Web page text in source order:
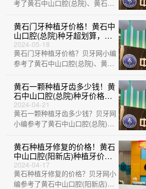
考了黄石中山口腔(总院)、黄石华
医院···
黄石门牙种植牙价格！黄石中
山口腔(总院)种牙超划算，国
产大清西格种植牙：3310元
起/颗！
2024-05-18
黄石门牙种植牙价格？贝牙网小编
参考了黄石中山口腔(总院)、黄石
精诚口···
黄石一颗种植牙齿多少钱！黄
石中山口腔(总院)种牙价格表
送上，德国ht瑞西欧种植牙：
6365元起/颗！
2024-04-21
黄石一颗种植牙齿多少钱？贝牙网
小编参考了黄石中山口腔(总院)、
(万达店)···
黄石种植牙修复的价格！黄石
中山口腔(阳新店)种植牙价格
表参考，瑞士iti：6447元起/
颗！
2024-04-17
黄石种植牙修复的价格？贝牙网小
编参考了黄石中山口腔(阳新店)、